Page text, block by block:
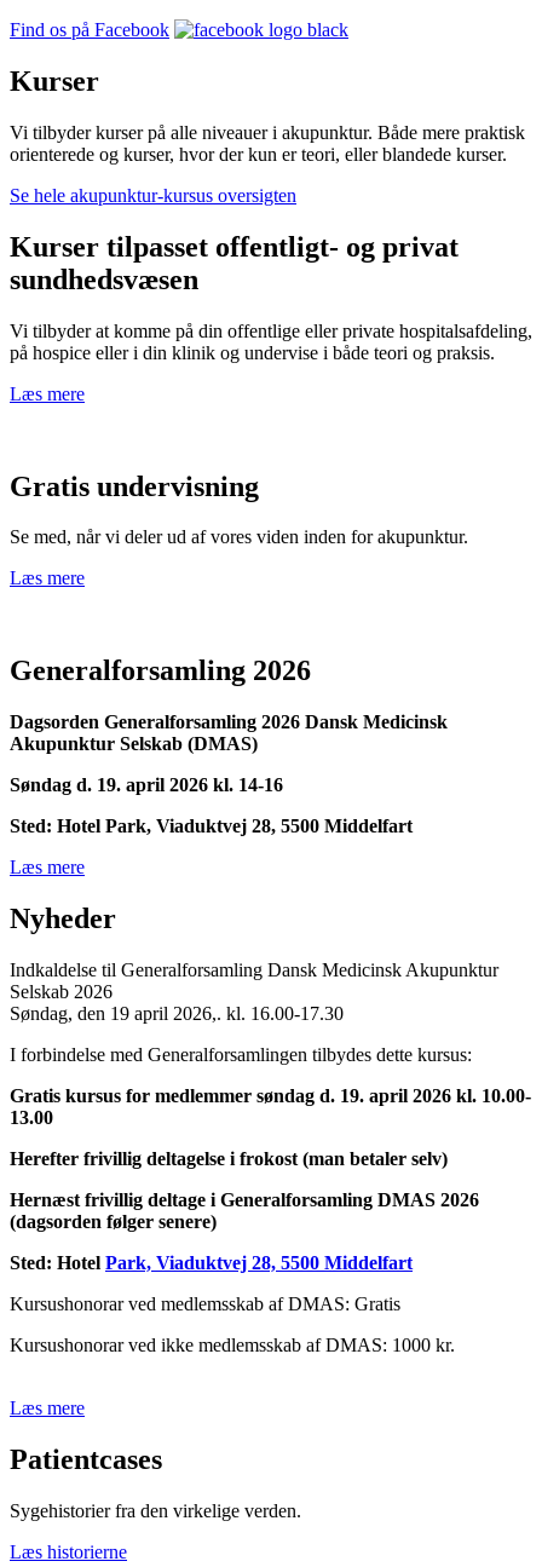
Find os på Facebook
Kurser
Vi tilbyder kurser på alle niveauer i akupunktur. Både mere praktisk
orienterede og kurser, hvor der kun er teori, eller blandede kurser.
Se hele akupunktur-kursus oversigten
Kurser tilpasset offentligt- og privat
sundhedsvæsen
Vi tilbyder at komme på din offentlige eller private hospitalsafdeling,
på hospice eller i din klinik og undervise i både teori og praksis.
Læs mere
Gratis undervisning
Se med, når vi deler ud af vores viden inden for akupunktur.
Læs mere
Generalforsamling 2026
Dagsorden Generalforsamling 2026 Dansk Medicinsk
Akupunktur Selskab (DMAS)
Søndag d. 19. april 2026 kl. 14-16
Sted: Hotel Park, Viaduktvej 28, 5500 Middelfart
Læs mere
Nyheder
Indkaldelse til Generalforsamling Dansk Medicinsk Akupunktur
Selskab 2026
Søndag, den 19 april 2026,. kl. 16.00-17.30
I forbindelse med Generalforsamlingen tilbydes dette kursus:
Gratis kursus for medlemmer søndag d. 19. april 2026 kl. 10.00-
13.00
Herefter frivillig deltagelse i frokost (man betaler selv)
Hernæst frivillig deltage i Generalforsamling DMAS 2026
(dagsorden følger senere)
Sted: Hotel Park, Viaduktvej 28, 5500 Middelfart
Kursushonorar ved medlemsskab af DMAS: Gratis
Kursushonorar ved ikke medlemsskab af DMAS: 1000 kr.
Læs mere
Patientcases
Sygehistorier fra den virkelige verden.
Læs historierne